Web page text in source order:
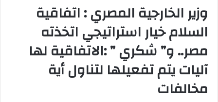
وزير الخارجية المصري : اتفاقية
السلام خيار استراتيجي اتخذته
مصر.. و” شكري ” :الاتفاقية لها
آليات يتم تفعيلها لتناول أية
مخالفات